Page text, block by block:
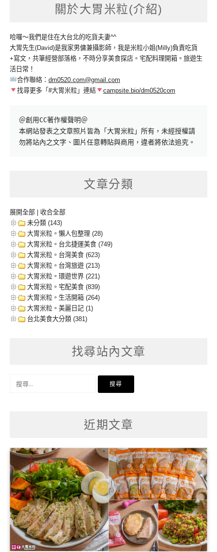
關於大胃米粒(介紹)
哈囉～我們是住在大台北的吃貨夫妻^^
大胃先生(David)是我家男傭兼攝影師，我是米粒小姐(Milly)負責吃貨
+寫文，共筆經營部落格，不時分享美食探店。宅配料理開箱。旅遊生
活日常！
合作聯絡： dm0520.com@gmail.com
找尋更多「#大胃米粒」連結
campsite.bio/dm0520com
＠創用CC著作權聲明＠
本網站發表之文章照片皆為「大胃米粒」所有，未經授權請
勿將站內之文字、圖片任意轉貼與商用，違者將依法追究。
文章分類
展開全部 | 收合全部
未分類 (143)
大胃米粒。懶人包整理 (28)
大胃米粒。台北捷運美食 (749)
大胃米粒。台灣美食 (623)
大胃米粒。台灣旅遊 (213)
大胃米粒。環遊世界 (221)
大胃米粒。宅配美食 (839)
大胃米粒。生活開箱 (264)
大胃米粒。美麗日記 (1)
台北美食大分類 (381)
找尋站內文章
近期文章